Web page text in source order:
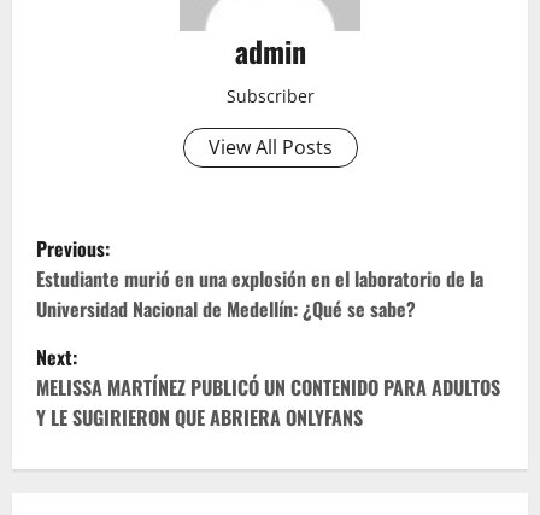
admin
Subscriber
View All Posts
P
o
s
t
n
Previous:
Estudiante murió en una explosión en el laboratorio de la
Universidad Nacional de Medellín: ¿Qué se sabe?
Next:
MELISSA MARTÍNEZ PUBLICÓ UN CONTENIDO PARA ADULTOS
Y LE SUGIRIERON QUE ABRIERA ONLYFANS